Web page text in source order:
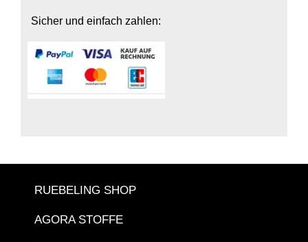
Sicher und einfach zahlen:
RUEBELING SHOP
AGORA STOFFE